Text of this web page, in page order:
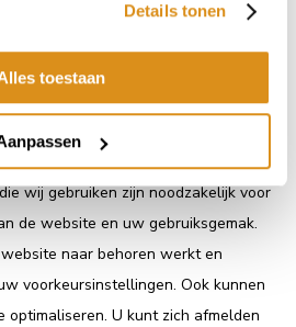
Details tonen
toestaanen functionele cookies en
inbreuk maken op uw privacy. Een
dat bij het eerste bezoek aan
op uw computer, tablet of
wij gebruiken zijn noodzakelijk voor
de website en uw gebruiksgemak.
naar behoren werkt en
voorkeursinstellingen. Ook kunnen
optimaliseren. U kunt zich afmelden